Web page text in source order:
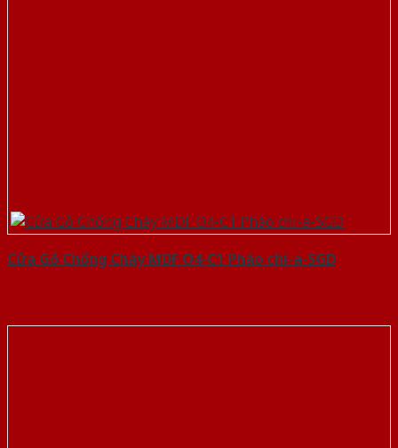
Cửa Gỗ Chống Cháy MDF O4-C1 Phào chi-a-SGD